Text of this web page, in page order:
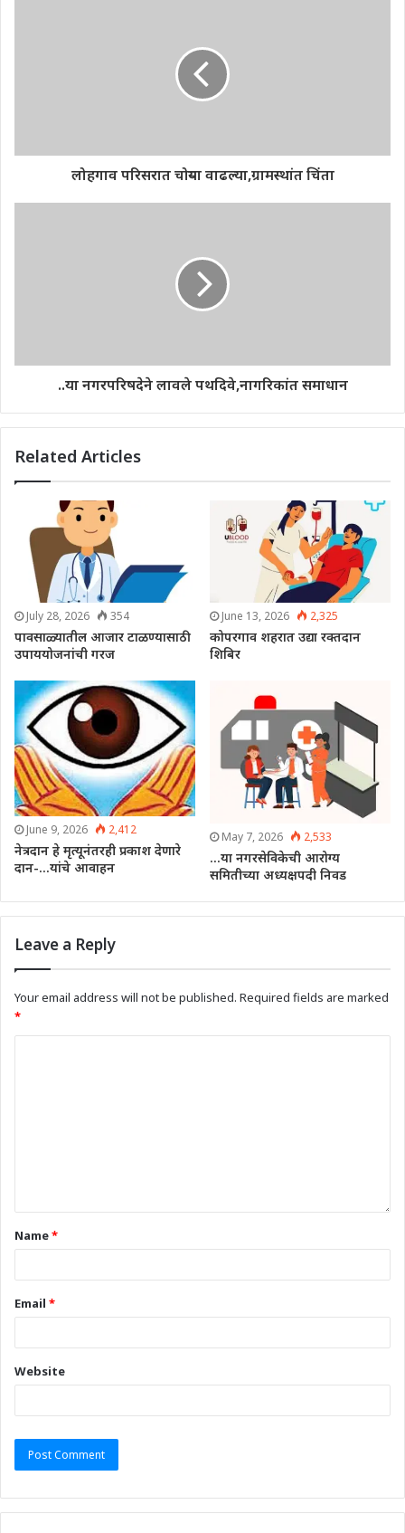
लोहगाव परिसरात चोऱ्या वाढल्या,ग्रामस्थांत चिंता
..या नगरपरिषदेने लावले पथदिवे,नागरिकांत समाधान
Related Articles
July 28, 2026 354
पावसाळ्यातील आजार टाळण्यासाठी
उपाययोजनांची गरज
June 13, 2026 2,325
कोपरगाव शहरात उद्या रक्तदान
शिबिर
June 9, 2026 2,412
नेत्रदान हे मृत्यूनंतरही प्रकाश देणारे
दान-…यांचे आवाहन
May 7, 2026 2,533
…या नगरसेविकेची आरोग्य
समितीच्या अध्यक्षपदी निवड
Leave a Reply
Your email address will not be published. Required fields are marked
*
Name*
Email *
Website